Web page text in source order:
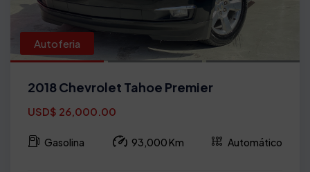
Autoferia
2018 Chevrolet Tahoe Premier
USD$ 26,000.00
Gasolina 93,000 Km Automático